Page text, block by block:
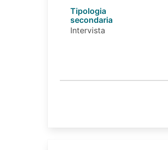
Tipologia
secondaria
Intervista